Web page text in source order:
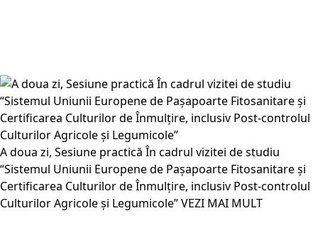
A doua zi, Sesiune practică În cadrul vizitei de studiu
“Sistemul Uniunii Europene de Pașapoarte Fitosanitare și
Certificarea Culturilor de Înmulțire, inclusiv Post-controlul
Culturilor Agricole și Legumicole”VEZI MAI MULT